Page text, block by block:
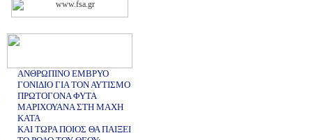
ΑΝΘΡΩΠΙΝΟ ΕΜΒΡΥΟ
ΓΟΝΙΔΙΟ ΓΙΑ ΤΟΝ ΑΥΤΙΣΜΟ
ΠΡΩΤΟΓΟΝΑ ΦΥΤΑ
ΜΑΡΙΧΟΥΑΝΑ ΣΤΗ ΜΑΧΗ
ΚΑΤΑ
ΚΑΙ ΤΩΡΑ ΠΟΙΟΣ ΘΑ ΠΑΙΞΕΙ